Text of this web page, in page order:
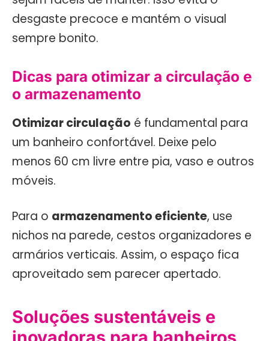
desgaste precoce e mantém o visual
sempre bonito.
Dicas para otimizar a circulação e
o armazenamento
Otimizar circulação é fundamental para
um banheiro confortável. Deixe pelo
menos 60 cm livre entre pia, vaso e outros
móveis.
Para o armazenamento eficiente, use
nichos na parede, cestos organizadores e
armários verticais. Assim, o espaço fica
aproveitado sem parecer apertado.
Soluções sustentáveis e